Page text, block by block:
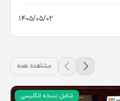
1405/05/02
مشاهده همه
شامل نسخه انگلیسی